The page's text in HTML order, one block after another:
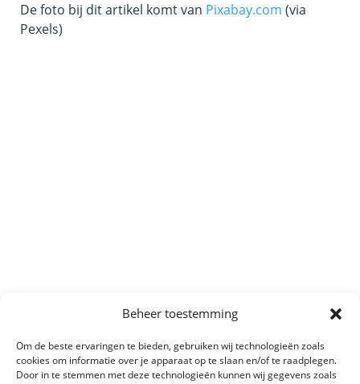
Beheer toestemming
Om de beste ervaringen te bieden, gebruiken wij technologieën zoals
cookies om informatie over je apparaat op te slaan en/of te raadplegen.
Door in te stemmen met deze technologieën kunnen wij gegevens zoals
De foto bij dit artikel komt van Pixabay.com (via
Pexels)